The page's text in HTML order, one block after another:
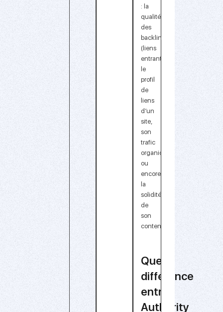
: la
qualité
des
backlinks
(liens
entrants),
le
profil
de
liens
d’un
site,
son
trafic
organique,
ou
encore
la
solidité
de
son
contenu.
Quelle
différence
entre
Authority